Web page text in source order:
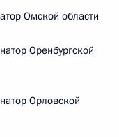
Омской области
Оренбургской
Орловской